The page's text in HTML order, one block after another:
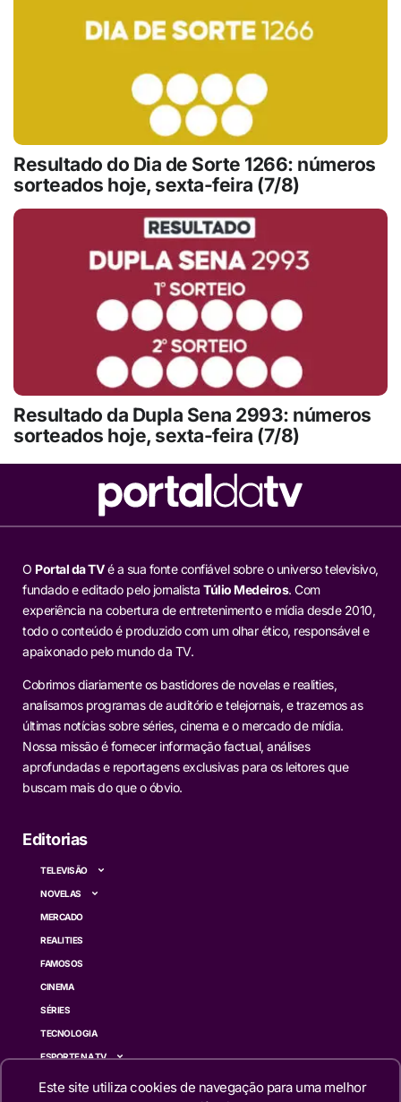
Resultado do Dia de Sorte 1266: números
sorteados hoje, sexta-feira (7/8)
Resultado da Dupla Sena 2993: números
sorteados hoje, sexta-feira (7/8)
O Portal da TVé a sua fonte confiável sobre o universo televisivo,
fundado e editado pelo jornalista Túlio Medeiros. Com
experiência na cobertura de entretenimento e mídia desde 2010,
todo o conteúdo é produzido com um olhar ético, responsável e
apaixonado pelo mundo da TV.
Cobrimos diariamente os bastidores de novelas e realities,
analisamos programas de auditório e telejornais, e trazemos as
últimas notícias sobre séries, cinema e o mercado de mídia.
Nossa missão é fornecer informação factual, análises
aprofundadas e reportagens exclusivas para os leitores que
buscam mais do que o óbvio.
Editorias
TELEVISÃO
NOVELAS
MERCADO
REALITIES
FAMOSOS
CINEMA
SÉRIES
TECNOLOGIA
ESPORTE NA TV
ÚLTIMAS NOTÍCIAS
Este site utiliza cookies de navegação para uma melhor